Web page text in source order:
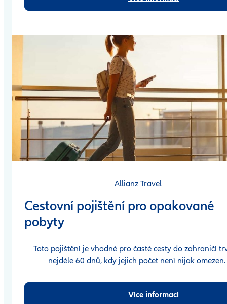
Allianz Travel
Cestovní pojištění pro opakované
pobyty
Toto pojištění je vhodné pro časté cesty do zahraničí
nejdéle 60 dnů, kdy jejich počet není nijak omezen.
Více informací